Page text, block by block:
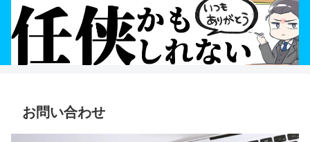
お問い合わせ